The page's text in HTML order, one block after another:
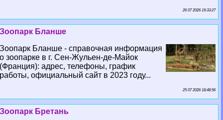
26 07 2026 19:33:27
Зоопарк Бланше
Зоопарк Бланше - справочная информация
о зоопарке в г. Сен-Жульен-де-Майок
(Франция): адрес, телефоны, график
работы, официальный сайт в 2023 году...
25 07 2026 18:48:56
Зоопарк Бретань